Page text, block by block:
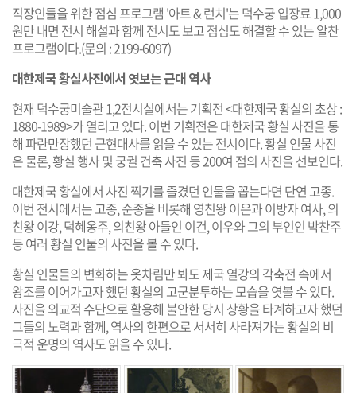
직장인들을 위한 점심 프로그램 '아트 & 런치'는 덕수궁 입장료 1,000
원만 내면 전시 해설과 함께 전시도 보고 점심도 해결할 수 있는 알찬
프로그램이다.(문의 : 2199-6097)
대한제국 황실사진에서 엿보는 근대 역사
현재 덕수궁미술관 1,2전시실에서는 기획전 <대한제국 황실의 초상 :
1880-1989>가 열리고 있다. 이번 기획전은 대한제국 황실 사진을 통
해 파란만장했던 근현대사를 읽을 수 있는 전시이다. 황실 인물 사진
은 물론, 황실 행사 및 궁궐 건축 사진 등 200여 점의 사진을 선보인다.
대한제국 황실에서 사진 찍기를 즐겼던 인물을 꼽는다면 단연 고종.
이번 전시에서는 고종, 순종을 비롯해 영친왕 이은과 이방자 여사, 의
친왕 이강, 덕혜옹주, 의친왕 아들인 이건, 이우와 그의 부인인 박찬주
등 여러 황실 인물의 사진을 볼 수 있다.
황실 인물들의 변화하는 옷차림만 봐도 제국 열강의 각축전 속에서
왕조를 이어가고자 했던 황실의 고군분투하는 모습을 엿볼 수 있다.
사진을 외교적 수단으로 활용해 불안한 당시 상황을 타계하고자 했던
그들의 노력과 함께, 역사의 한편으로 서서히 사라져가는 황실의 비
극적 운명의 역사도 읽을 수 있다.